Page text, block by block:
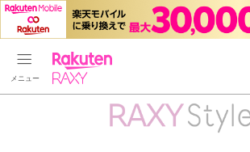
Rakuten